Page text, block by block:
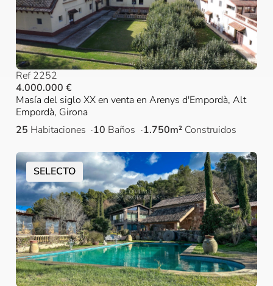
Ref 2252
4.000.000 €
Masía del siglo XX en venta en Arenys d'Empordà, Alt
Empordà, Girona
25 Habitaciones 10 Baños 1.750m² Construidos
SELECTO